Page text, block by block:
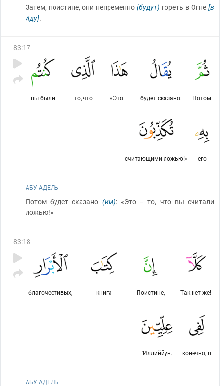
Затем, поистине, они непременно (будут) гореть в Огне [в
Аду].
83:17
Потом
будет сказано:
«Это –
то, что
вы были
его
считающими ложью!»
АБУ АДЕЛЬ
Потом будет сказано (им): «Это – то, что вы считали
ложью!»
83:18
Так нет же!
Поистине,
книга
благочестивых,
конечно, в
'Иллиййун.
АБУ АДЕЛЬ